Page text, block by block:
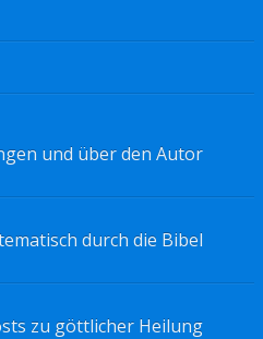
und über den Autor
durch die Bibel
zu göttlicher Heilung